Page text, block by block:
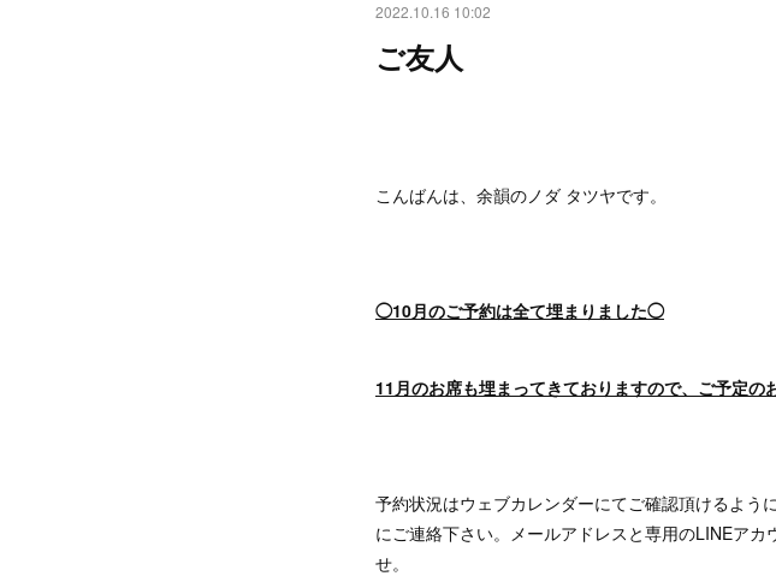
2022.10.16 10:02
ご友人
こんばんは、余韻のノダ タツヤです。
◯10月のご予約は全て埋まりました◯
11月のお席も埋まってきておりますので、ご予定の
予約状況はウェブカレンダーにてご確認頂けるよ
にご連絡下さい。メールアドレスと専用のLINEア
せ。